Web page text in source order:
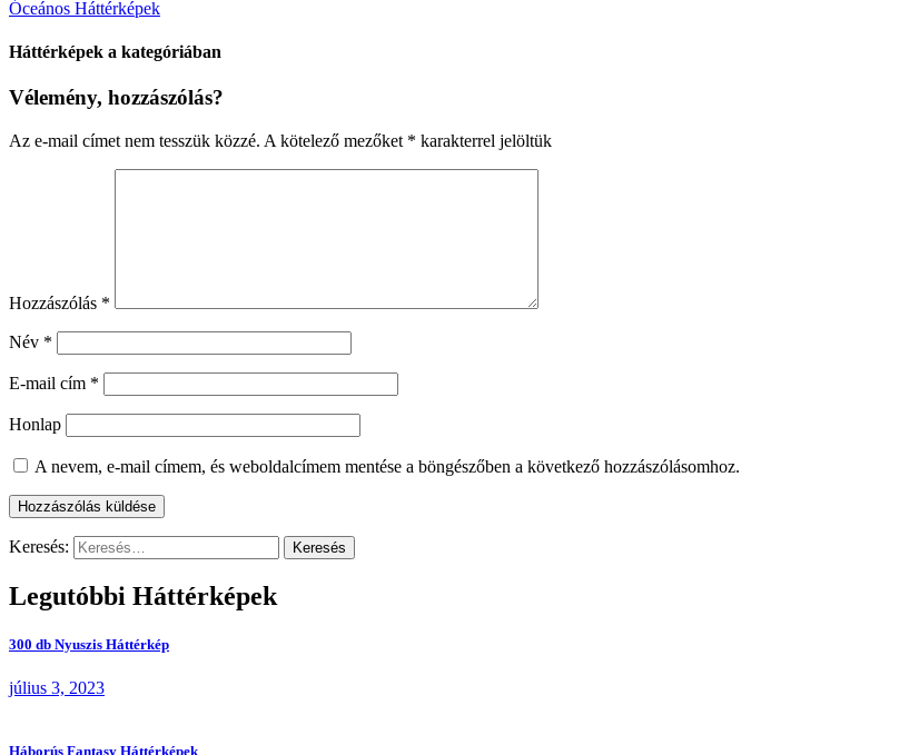
Óceános Háttérképek
Háttérképek a kategóriában
Vélemény, hozzászólás?
Az e-mail címet nem tesszük közzé. A kötelező mezőket * karakterrel jelöltük
Hozzászólás *
Név *
E-mail cím *
Honlap
A nevem, e-mail címem, és weboldalcímem mentése a böngészőben a következő hozzászólásomhoz.
Keresés:
Legutóbbi Háttérképek
300 db Nyuszis Háttérkép
július 3, 2023
Háborús Fantasy Háttérképek